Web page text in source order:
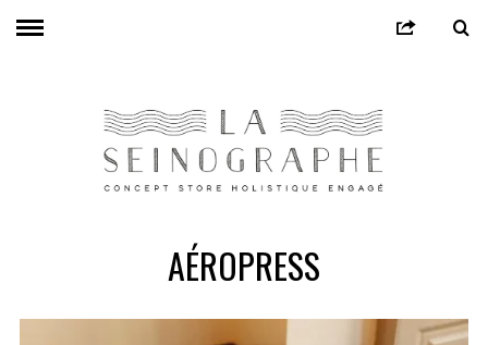
AÉROPRESS